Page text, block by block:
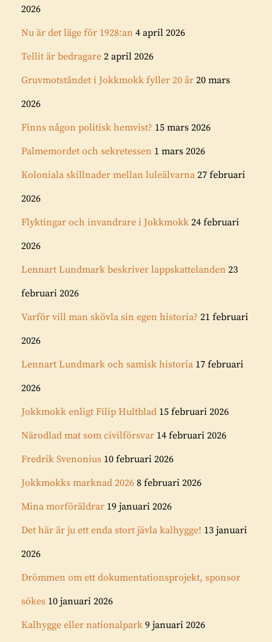
2026
Nu är det läge för 1928:an 4 april 2026
Tellit är bedragare 2 april 2026
Gruvmotståndet i Jokkmokk fyller 20 år 20 mars
2026
Finns någon politisk hemvist? 15 mars 2026
Palmemordet och sekretessen 1 mars 2026
Koloniala skillnader mellan luleälvarna 27 februari
2026
Flyktingar och invandrare i Jokkmokk 24 februari
2026
Lennart Lundmark beskriver lappskattelanden 23
februari 2026
Varför vill man skövla sin egen historia? 21 februari
2026
Lennart Lundmark och samisk historia 17 februari
2026
Jokkmokk enligt Filip Hultblad 15 februari 2026
Närodlad mat som civilförsvar 14 februari 2026
Fredrik Svenonius 10 februari 2026
Jokkmokks marknad 2026 8 februari 2026
Mina morföräldrar 19 januari 2026
Det här är ju ett enda stort jävla kalhygge! 13 januari
2026
Drömmen om ett dokumentationsprojekt, sponsor
sökes 10 januari 2026
Kalhygge eller nationalpark 9 januari 2026